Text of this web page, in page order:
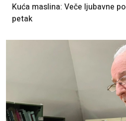
Kuća maslina: Veče ljubavne
petak